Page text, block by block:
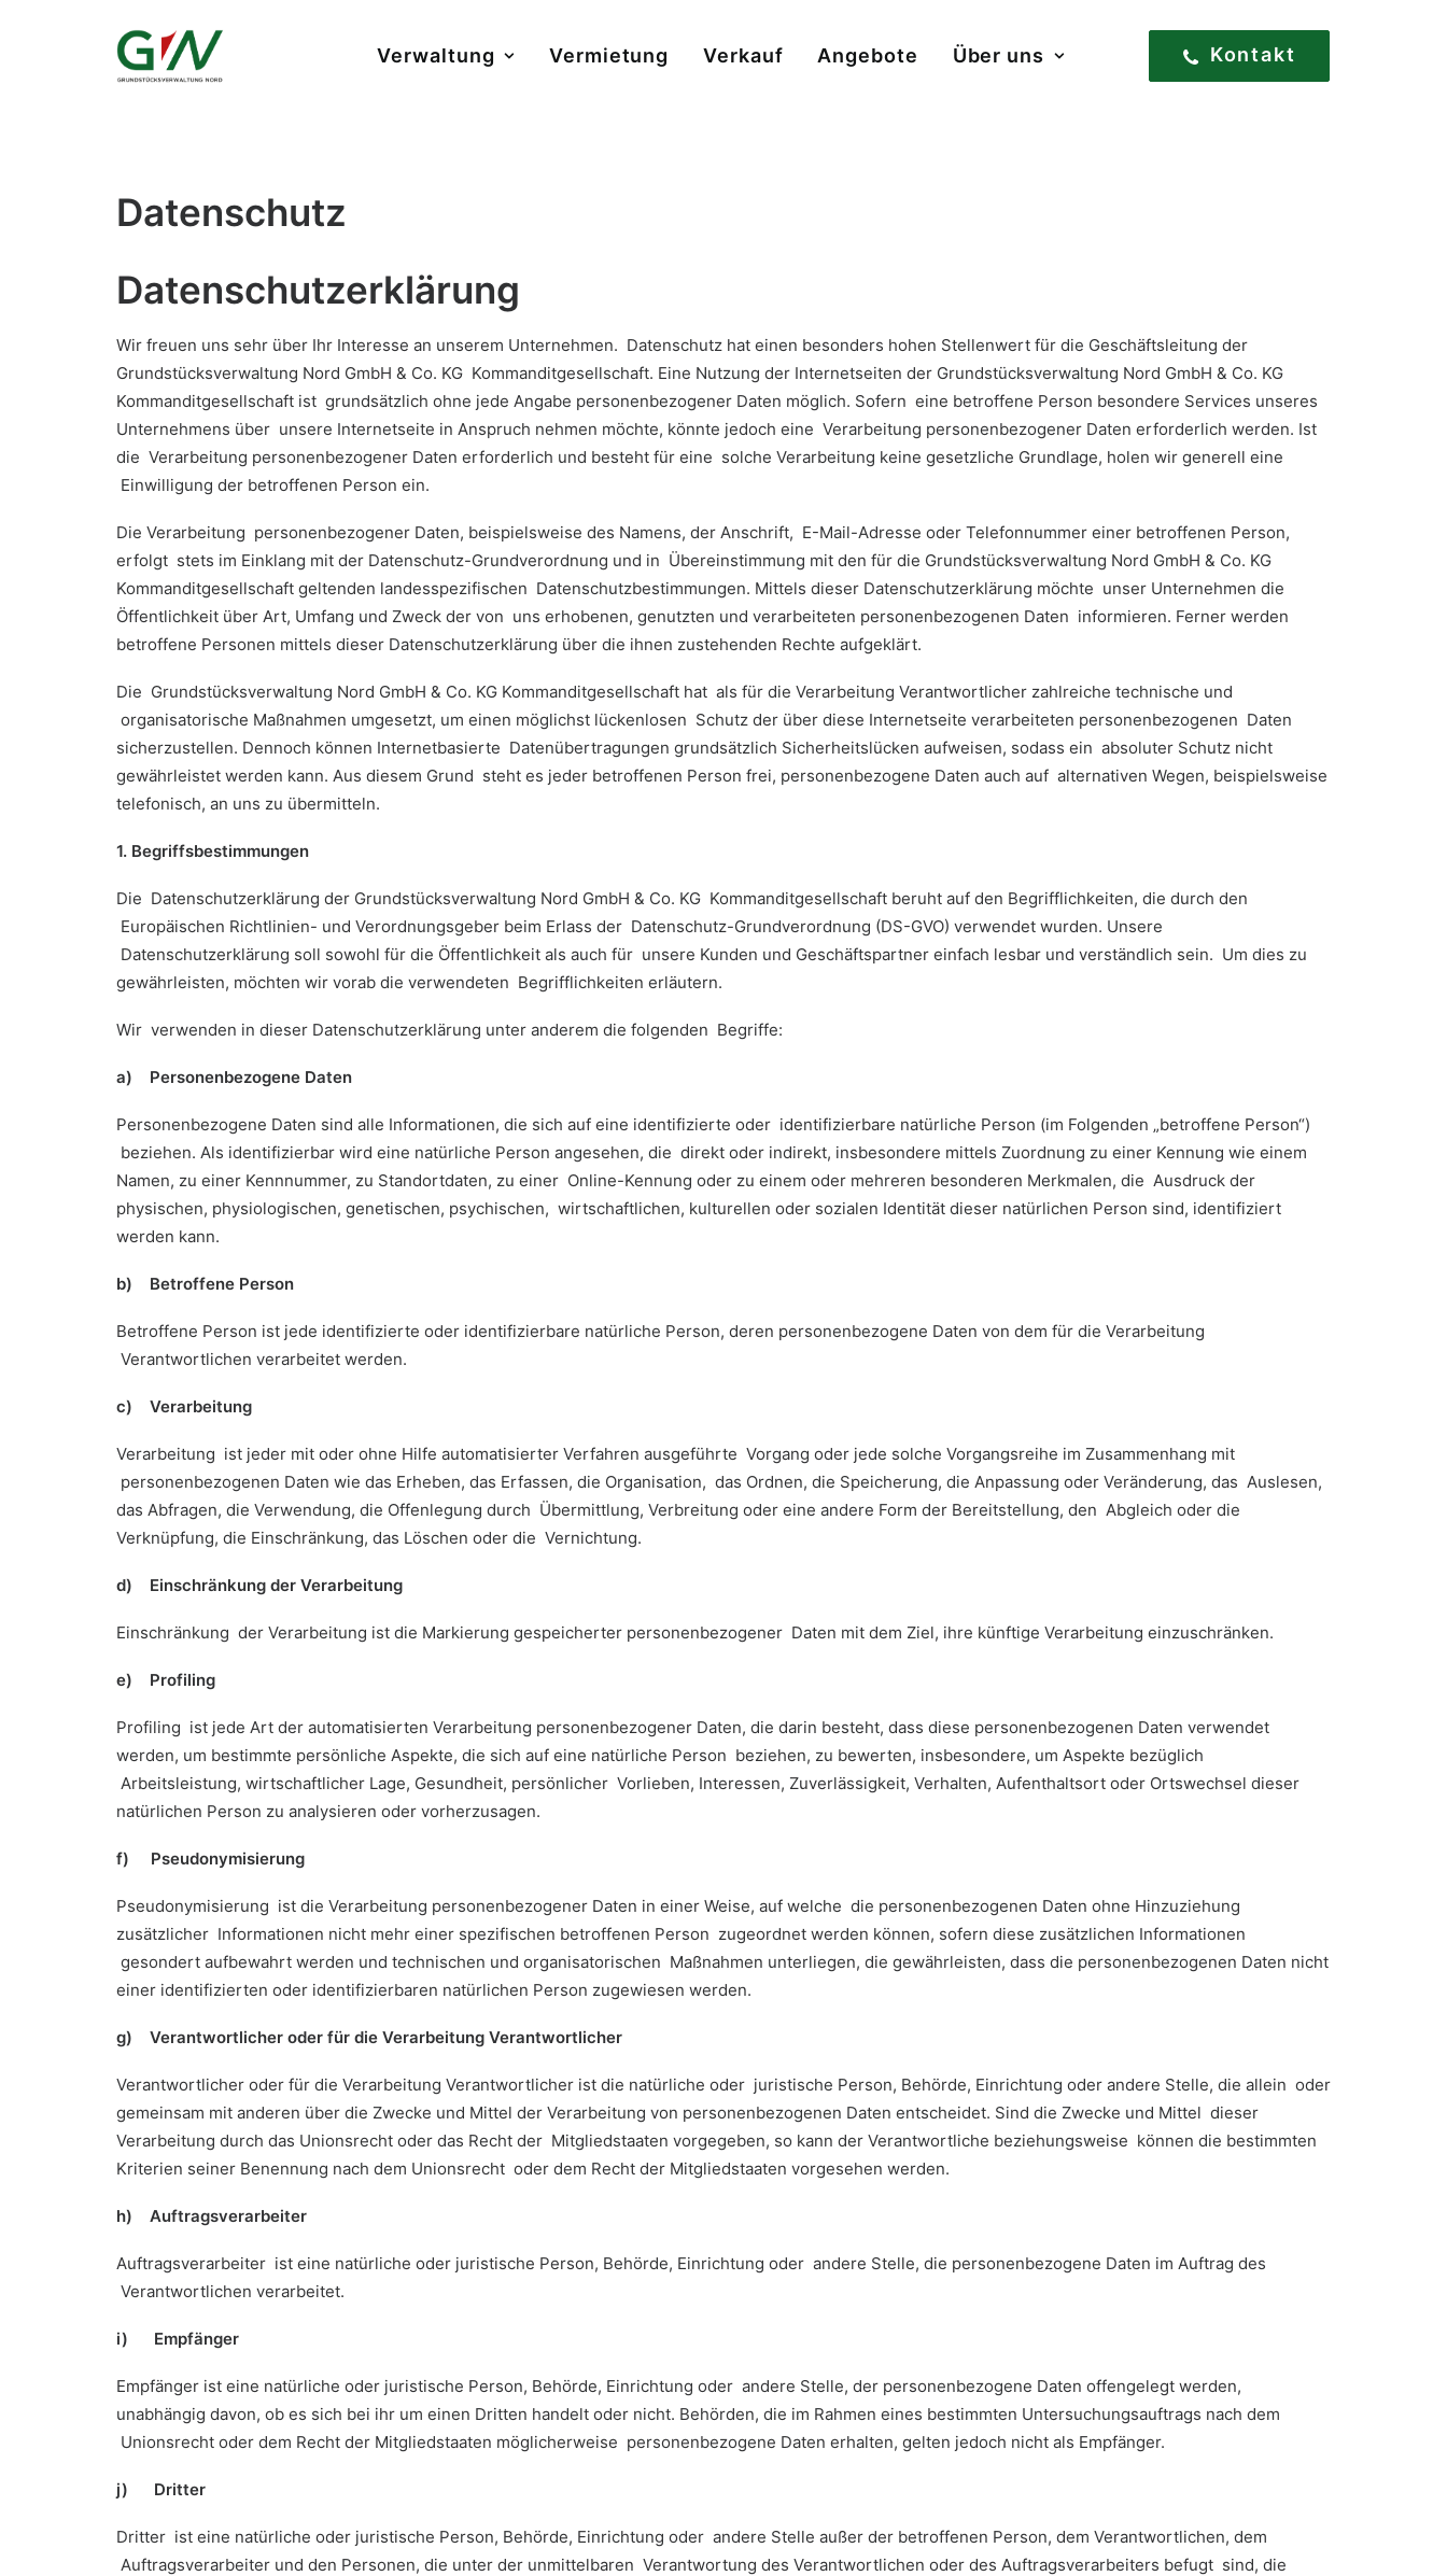
Verwaltung Vermietung Verkauf Angebote Über uns Kontakt
Datenschutz
Datenschutzerklärung
Wir freuen uns sehr über Ihr Interesse an unserem Unternehmen. Datenschutz hat einen besonders hohen Stellenwert für die Geschäftsleitung der
Grundstücksverwaltung Nord GmbH & Co. KG Kommanditgesellschaft. Eine Nutzung der Internetseiten der Grundstücksverwaltung Nord GmbH & Co. KG
Kommanditgesellschaft ist grundsätzlich ohne jede Angabe personenbezogener Daten möglich. Sofern eine betroffene Person besondere Services unseres
Unternehmens über unsere Internetseite in Anspruch nehmen möchte, könnte jedoch eine Verarbeitung personenbezogener Daten erforderlich werden. Ist
die Verarbeitung personenbezogener Daten erforderlich und besteht für eine solche Verarbeitung keine gesetzliche Grundlage, holen wir generell eine
Einwilligung der betroffenen Person ein.
Die Verarbeitung personenbezogener Daten, beispielsweise des Namens, der Anschrift, E-Mail-Adresse oder Telefonnummer einer betroffenen Person,
erfolgt stets im Einklang mit der Datenschutz-Grundverordnung und in Übereinstimmung mit den für die Grundstücksverwaltung Nord GmbH & Co. KG
Kommanditgesellschaft geltenden landesspezifischen Datenschutzbestimmungen. Mittels dieser Datenschutzerklärung möchte unser Unternehmen die
Öffentlichkeit über Art, Umfang und Zweck der von uns erhobenen, genutzten und verarbeiteten personenbezogenen Daten informieren. Ferner werden
betroffene Personen mittels dieser Datenschutzerklärung über die ihnen zustehenden Rechte aufgeklärt.
Die Grundstücksverwaltung Nord GmbH & Co. KG Kommanditgesellschaft hat als für die Verarbeitung Verantwortlicher zahlreiche technische und
organisatorische Maßnahmen umgesetzt, um einen möglichst lückenlosen Schutz der über diese Internetseite verarbeiteten personenbezogenen Daten
sicherzustellen. Dennoch können Internetbasierte Datenübertragungen grundsätzlich Sicherheitslücken aufweisen, sodass ein absoluter Schutz nicht
gewährleistet werden kann. Aus diesem Grund steht es jeder betroffenen Person frei, personenbezogene Daten auch auf alternativen Wegen, beispielsweise
telefonisch, an uns zu übermitteln.
1. Begriffsbestimmungen
Die Datenschutzerklärung der Grundstücksverwaltung Nord GmbH & Co. KG Kommanditgesellschaft beruht auf den Begrifflichkeiten, die durch den
Europäischen Richtlinien- und Verordnungsgeber beim Erlass der Datenschutz-Grundverordnung (DS-GVO) verwendet wurden. Unsere
Datenschutzerklärung soll sowohl für die Öffentlichkeit als auch für unsere Kunden und Geschäftspartner einfach lesbar und verständlich sein. Um dies zu
gewährleisten, möchten wir vorab die verwendeten Begrifflichkeiten erläutern.
Wir verwenden in dieser Datenschutzerklärung unter anderem die folgenden Begriffe:
a) Personenbezogene Daten
Personenbezogene Daten sind alle Informationen, die sich auf eine identifizierte oder identifizierbare natürliche Person (im Folgenden „betroffene Person“)
beziehen. Als identifizierbar wird eine natürliche Person angesehen, die direkt oder indirekt, insbesondere mittels Zuordnung zu einer Kennung wie einem
Namen, zu einer Kennnummer, zu Standortdaten, zu einer Online-Kennung oder zu einem oder mehreren besonderen Merkmalen, die Ausdruck der
physischen, physiologischen, genetischen, psychischen, wirtschaftlichen, kulturellen oder sozialen Identität dieser natürlichen Person sind, identifiziert
werden kann.
b) Betroffene Person
Betroffene Person ist jede identifizierte oder identifizierbare natürliche Person, deren personenbezogene Daten von dem für die Verarbeitung
Verantwortlichen verarbeitet werden.
c) Verarbeitung
Verarbeitung ist jeder mit oder ohne Hilfe automatisierter Verfahren ausgeführte Vorgang oder jede solche Vorgangsreihe im Zusammenhang mit
personenbezogenen Daten wie das Erheben, das Erfassen, die Organisation, das Ordnen, die Speicherung, die Anpassung oder Veränderung, das Auslesen,
das Abfragen, die Verwendung, die Offenlegung durch Übermittlung, Verbreitung oder eine andere Form der Bereitstellung, den Abgleich oder die
Verknüpfung, die Einschränkung, das Löschen oder die Vernichtung.
d) Einschränkung der Verarbeitung
Einschränkung der Verarbeitung ist die Markierung gespeicherter personenbezogener Daten mit dem Ziel, ihre künftige Verarbeitung einzuschränken.
e) Profiling
Profiling ist jede Art der automatisierten Verarbeitung personenbezogener Daten, die darin besteht, dass diese personenbezogenen Daten verwendet
werden, um bestimmte persönliche Aspekte, die sich auf eine natürliche Person beziehen, zu bewerten, insbesondere, um Aspekte bezüglich
Arbeitsleistung, wirtschaftlicher Lage, Gesundheit, persönlicher Vorlieben, Interessen, Zuverlässigkeit, Verhalten, Aufenthaltsort oder Ortswechsel dieser
natürlichen Person zu analysieren oder vorherzusagen.
f) Pseudonymisierung
Pseudonymisierung ist die Verarbeitung personenbezogener Daten in einer Weise, auf welche die personenbezogenen Daten ohne Hinzuziehung
zusätzlicher Informationen nicht mehr einer spezifischen betroffenen Person zugeordnet werden können, sofern diese zusätzlichen Informationen
gesondert aufbewahrt werden und technischen und organisatorischen Maßnahmen unterliegen, die gewährleisten, dass die personenbezogenen Daten nicht
einer identifizierten oder identifizierbaren natürlichen Person zugewiesen werden.
g) Verantwortlicher oder für die Verarbeitung Verantwortlicher
Verantwortlicher oder für die Verarbeitung Verantwortlicher ist die natürliche oder juristische Person, Behörde, Einrichtung oder andere Stelle, die allein oder
gemeinsam mit anderen über die Zwecke und Mittel der Verarbeitung von personenbezogenen Daten entscheidet. Sind die Zwecke und Mittel dieser
Verarbeitung durch das Unionsrecht oder das Recht der Mitgliedstaaten vorgegeben, so kann der Verantwortliche beziehungsweise können die bestimmten
Kriterien seiner Benennung nach dem Unionsrecht oder dem Recht der Mitgliedstaaten vorgesehen werden.
h) Auftragsverarbeiter
Auftragsverarbeiter ist eine natürliche oder juristische Person, Behörde, Einrichtung oder andere Stelle, die personenbezogene Daten im Auftrag des
Verantwortlichen verarbeitet.
i) Empfänger
Empfänger ist eine natürliche oder juristische Person, Behörde, Einrichtung oder andere Stelle, der personenbezogene Daten offengelegt werden,
unabhängig davon, ob es sich bei ihr um einen Dritten handelt oder nicht. Behörden, die im Rahmen eines bestimmten Untersuchungsauftrags nach dem
Unionsrecht oder dem Recht der Mitgliedstaaten möglicherweise personenbezogene Daten erhalten, gelten jedoch nicht als Empfänger.
j) Dritter
Dritter ist eine natürliche oder juristische Person, Behörde, Einrichtung oder andere Stelle außer der betroffenen Person, dem Verantwortlichen, dem
Auftragsverarbeiter und den Personen, die unter der unmittelbaren Verantwortung des Verantwortlichen oder des Auftragsverarbeiters befugt sind, die